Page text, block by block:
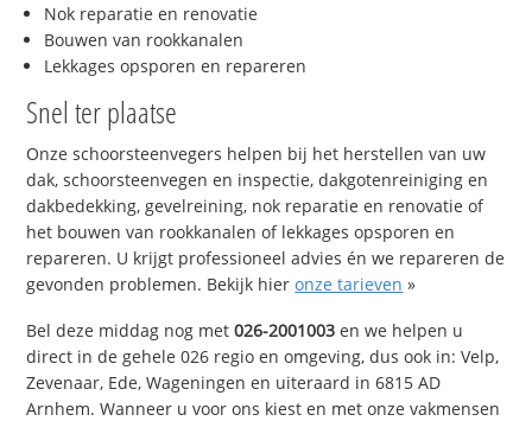
Nok reparatie en renovatie
Bouwen van rookkanalen
Lekkages opsporen en repareren
Snel ter plaatse
Onze schoorsteenvegers helpen bij het herstellen van uw
dak, schoorsteenvegen en inspectie, dakgotenreiniging en
dakbedekking, gevelreining, nok reparatie en renovatie of
het bouwen van rookkanalen of lekkages opsporen en
repareren. U krijgt professioneel advies én we repareren de
gevonden problemen. Bekijk hieronze tarieven »
Bel deze middag nog met026-2001003 en we helpen u
direct in de gehele 026 regio en omgeving, dus ook in: Velp,
Zevenaar, Ede, Wageningen en uiteraard in 6815 AD
Arnhem. Wanneer u voor ons kiest en met onze vakmensen